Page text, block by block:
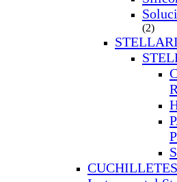
(2)
CUCHILLETES